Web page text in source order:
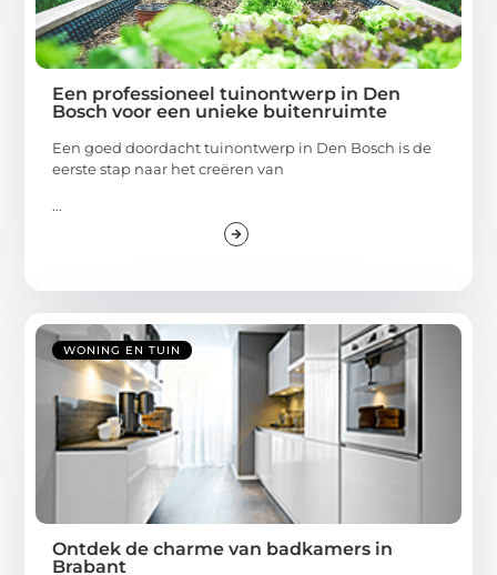
Een professioneel tuinontwerp in Den
Bosch voor een unieke buitenruimte
Een goed doordacht tuinontwerp in Den Bosch is de
eerste stap naar het creëren van
...
WONING EN TUIN
Ontdek de charme van badkamers in
Brabant